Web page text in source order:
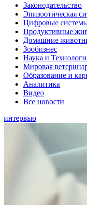
Законодательство
Эпизоотическая
Цифровые
Продуктивные
Домашние
Зообизнес
Наука и
Мировая
Образование и
Аналитика
Видео
Все новости
интервью